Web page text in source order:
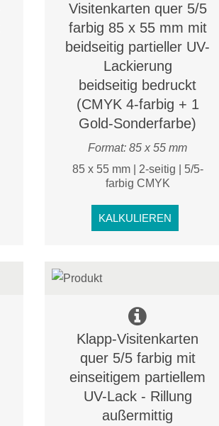
Visitenkarten quer 5/5
farbig 85 x 55 mm mit
beidseitig partieller UV-
Lackierung
beidseitig bedruckt
(CMYK 4-farbig + 1
Gold-Sonderfarbe)
Format: 85 x 55 mm
85 x 55 mm | 2-seitig | 5/5-
farbig CMYK
KALKULIEREN
Klapp-Visitenkarten
quer 5/5 farbig mit
einseitigem partiellem
UV-Lack - Rillung
außermittig